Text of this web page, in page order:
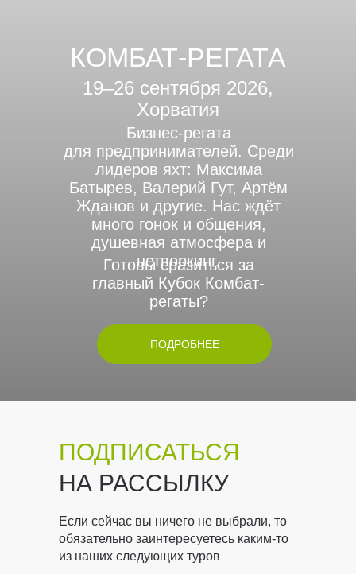
КОМБАТ-РЕГАТА
19–26 сентября 2026,
Хорватия
Бизнес-регата
для предпринимателей. Среди
лидеров яхт: Максима
Батырев, Валерий Гут, Артём
Жданов и другие. Нас ждёт
много гонок и общения,
душевная атмосфера и
нетворкинг.
Готовы сразиться за
главный Кубок Комбат-
регаты?
ПОДРОБНЕЕ
ПОДПИСАТЬСЯ
НА РАССЫЛКУ
Если сейчас вы ничего не выбрали, то
обязательно заинтересуетесь каким-то
из наших следующих туров